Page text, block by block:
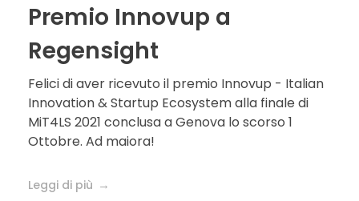
Premio Innovup a
Regensight
Felici di aver ricevuto il premio Innovup - Italian
Innovation & Startup Ecosystem alla finale di
MiT4LS 2021 conclusa a Genova lo scorso 1
Ottobre. Ad maiora!
Leggi di più